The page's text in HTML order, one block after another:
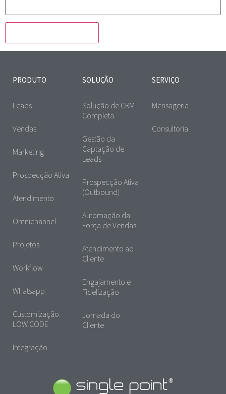
PRODUTO
Leads
Vendas
Marketing
Prospecção Ativa
Atendimento
Omnichannel
Projetos
Workflow
Whatsapp
Customização
LOW CODE
Integração
SOLUÇÃO
Solução de CRM
Completa
Gestão da
Captação de
Leads
Prospecção Ativa
(Outbound)
Automação da
Força de Vendas
Atendimento ao
Cliente
Engajamento e
Fidelização
Jornada do
Cliente
SERVIÇO
Mensageria
Consultoria